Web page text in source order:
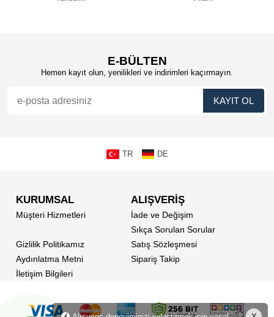
E-BÜLTEN
Hemen kayıt olun, yenilikleri ve indirimleri kaçırmayın.
TR DE
KURUMSAL
Müşteri Hizmetleri
Gizlilik Politikamız
Aydınlatma Metni
İletişim Bilgileri
ALIŞVERİŞ
İade ve Değişim
Sıkça Sorulan Sorular
Satış Sözleşmesi
Sipariş Takip